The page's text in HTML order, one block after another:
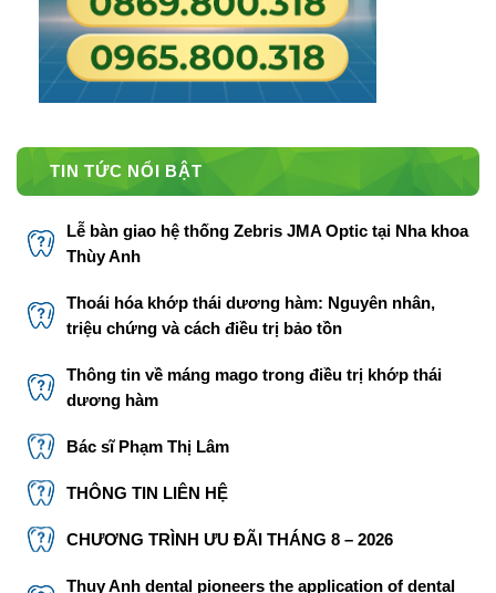
TIN TỨC NỔI BẬT
Lễ bàn giao hệ thống Zebris JMA Optic tại Nha khoa
Thùy Anh
Thoái hóa khớp thái dương hàm: Nguyên nhân,
triệu chứng và cách điều trị bảo tồn
Thông tin về máng mago trong điều trị khớp thái
dương hàm
Bác sĩ Phạm Thị Lâm
THÔNG TIN LIÊN HỆ
CHƯƠNG TRÌNH ƯU ĐÃI THÁNG 8 – 2026
Thuy Anh dental pioneers the application of dental